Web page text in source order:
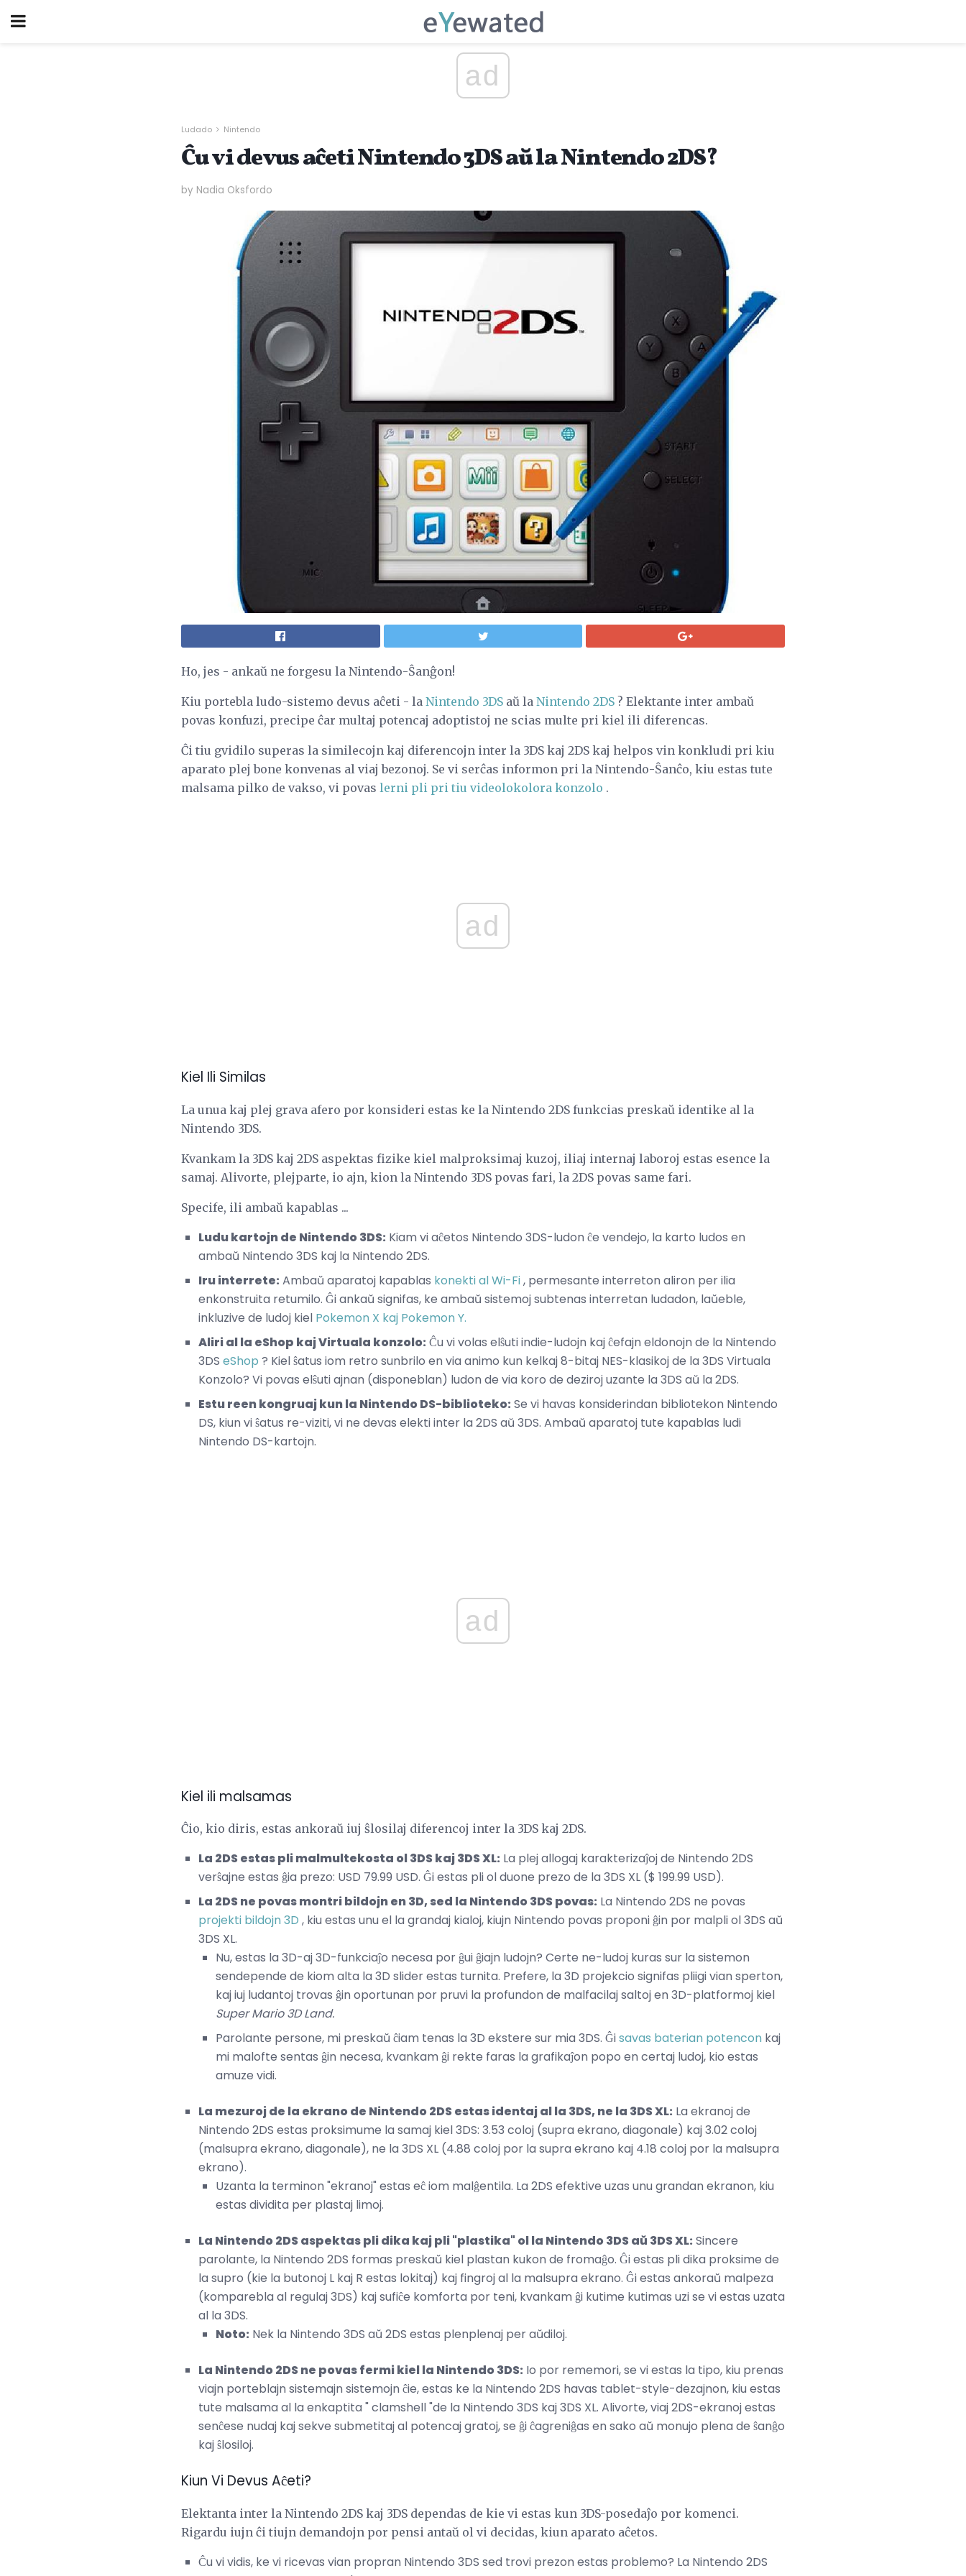
ad
Ludado Nintendo
Ĉu vi devus aĉeti Nintendo 3DS aŭ la Nintendo 2DS?
by Nadia Oksfordo
Ho, jes - ankaŭ ne forgesu la Nintendo-Ŝanĝon!
Kiu portebla ludo-sistemo devus aĉeti - la Nintendo 3DS aŭ la Nintendo 2DS ? Elektante inter ambaŭ
povas konfuzi, precipe ĉar multaj potencaj adoptistoj ne scias multe pri kiel ili diferencas.
Ĉi tiu gvidilo superas la similecojn kaj diferencojn inter la 3DS kaj 2DS kaj helpos vin konkludi pri kiu
aparato plej bone konvenas al viaj bezonoj. Se vi serĉas informon pri la Nintendo-Ŝanĉo, kiu estas tute
malsama pilko de vakso, vi povas lerni pli pri tiu videolokolora konzolo .
ad
Kiel Ili Similas
La unua kaj plej grava afero por konsideri estas ke la Nintendo 2DS funkcias preskaŭ identike al la
Nintendo 3DS.
Kvankam la 3DS kaj 2DS aspektas fizike kiel malproksimaj kuzoj, iliaj internaj laboroj estas esence la
samaj. Alivorte, plejparte, io ajn, kion la Nintendo 3DS povas fari, la 2DS povas same fari.
Specife, ili ambaŭ kapablas ...
Ludu kartojn de Nintendo 3DS: Kiam vi aĉetos Nintendo 3DS-ludon ĉe vendejo, la karto ludos en
ambaŭ Nintendo 3DS kaj la Nintendo 2DS.
Iru interrete: Ambaŭ aparatoj kapablas konekti al Wi-Fi, permesante interreton aliron per ilia
enkonstruita retumilo. Ĝi ankaŭ signifas, ke ambaŭ sistemoj subtenas interretan ludadon, laŭeble,
inkluzive de ludoj kiel Pokemon X kaj Pokemon Y.
Aliri al la eShop kaj Virtuala konzolo: Ĉu vi volas elŝuti indie-ludojn kaj ĉefajn eldonojn de la Nintendo
3DS eShop ? Kiel ŝatus iom retro sunbrilo en via animo kun kelkaj 8-bitaj NES-klasikoj de la 3DS Virtuala
Konzolo? Vi povas elŝuti ajnan (disponeblan) ludon de via koro de deziroj uzante la 3DS aŭ la 2DS.
Estu reen kongruaj kun la Nintendo DS-biblioteko: Se vi havas konsiderindan bibliotekon Nintendo
DS, kiun vi ŝatus re-viziti, vi ne devas elekti inter la 2DS aŭ 3DS. Ambaŭ aparatoj tute kapablas ludi
Nintendo DS-kartojn.
ad
Kiel ili malsamas
Ĉio, kio diris, estas ankoraŭ iuj ŝlosilaj diferencoj inter la 3DS kaj 2DS.
La 2DS estas pli malmultekosta ol 3DS kaj 3DS XL: La plej allogaj karakterizaĵoj de Nintendo 2DS
verŝajne estas ĝia prezo: USD 79.99 USD. Ĝi estas pli ol duone prezo de la 3DS XL ($ 199.99 USD).
La 2DS ne povas montri bildojn en 3D, sed la Nintendo 3DS povas: La Nintendo 2DS ne povas
projekti bildojn 3D , kiu estas unu el la grandaj kialoj, kiujn Nintendo povas proponi ĝin por malpli ol 3DS aŭ
3DS XL.
Nu, estas la 3D-aj 3D-funkciaĵo necesa por ĝui ĝiajn ludojn? Certe ne-ludoj kuras sur la sistemon
sendepende de kiom alta la 3D slider estas turnita. Prefere, la 3D projekcio signifas pliigi vian sperton,
kaj iuj ludantoj trovas ĝin oportunan por pruvi la profundon de malfacilaj saltoj en 3D-platformoj kiel
Super Mario 3D Land.
Parolante persone, mi preskaŭ ĉiam tenas la 3D ekstere sur mia 3DS. Ĝisavas baterian potencon kaj
mi malofte sentas ĝin necesa, kvankam ĝi rekte faras la grafikaĵon popo en certaj ludoj, kio estas
amuze vidi.
La mezuroj de la ekrano de Nintendo 2DS estas identaj al la 3DS, ne la 3DS XL: La ekranoj de
Nintendo 2DS estas proksimume la samaj kiel 3DS: 3.53 coloj (supra ekrano, diagonale) kaj 3.02 coloj
(malsupra ekrano, diagonale), ne la 3DS XL (4.88 coloj por la supra ekrano kaj 4.18 coloj por la malsupra
ekrano).
Uzanta la terminon "ekranoj" estas eĉ iom malĝentila. La 2DS efektive uzas unu grandan ekranon, kiu
estas dividita per plastaj limoj.
La Nintendo 2DS aspektas pli dika kaj pli "plastika" ol la Nintendo 3DS aŭ 3DS XL: Sincere
parolante, la Nintendo 2DS formas preskaŭ kiel plastan kukon de fromaĝo. Ĝi estas pli dika proksime de
la supro (kie la butonoj L kaj R estas lokitaj) kaj fingroj al la malsupra ekrano. Ĝi estas ankoraŭ malpeza
(komparebla al regulaj 3DS) kaj sufiĉe komforta por teni, kvankam ĝi kutime kutimas uzi se vi estas uzata
al la 3DS.
Noto: Nek la Nintendo 3DS aŭ 2DS estas plenplenaj per aŭdiloj.
La Nintendo 2DS ne povas fermi kiel la Nintendo 3DS: Io por rememori, se vi estas la tipo, kiu prenas
viajn porteblajn sistemajn sistemojn ĉie, estas ke la Nintendo 2DS havas tablet-style-dezajnon, kiu estas
tute malsama al la enkaptita " clamshell "de la Nintendo 3DS kaj 3DS XL. Alivorte, viaj 2DS-ekranoj estas
senĉese nudaj kaj sekve submetitaj al potencaj gratoj, se ĝi ĉagreniĝas en sako aŭ monujo plena de ŝanĝo
kaj ŝlosiloj.
Kiun Vi Devus Aĉeti?
Elektanta inter la Nintendo 2DS kaj 3DS dependas de kie vi estas kun 3DS-posedaĵo por komenci.
Rigardu iujn ĉi tiujn demandojn por pensi antaŭ ol vi decidas, kiun aparato aĉetos.
Ĉu vi vidis, ke vi ricevas vian propran Nintendo 3DS sed trovi prezon estas problemo? La Nintendo 2DS